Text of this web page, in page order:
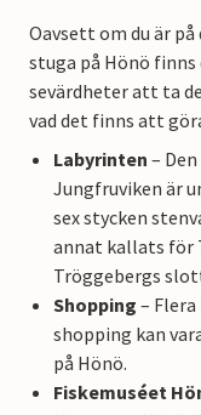
Oavsett om du är
stuga på Hönö
sevärdheter att ta
vad det finns att
Labyrinten –
Jungfruviken är
sex stycken
annat kallats för
Tröggebergs
Shopping –
shopping kan
på Hönö.
Fiskemuséet